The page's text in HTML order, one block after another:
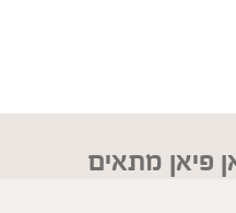
פיאן מתאים